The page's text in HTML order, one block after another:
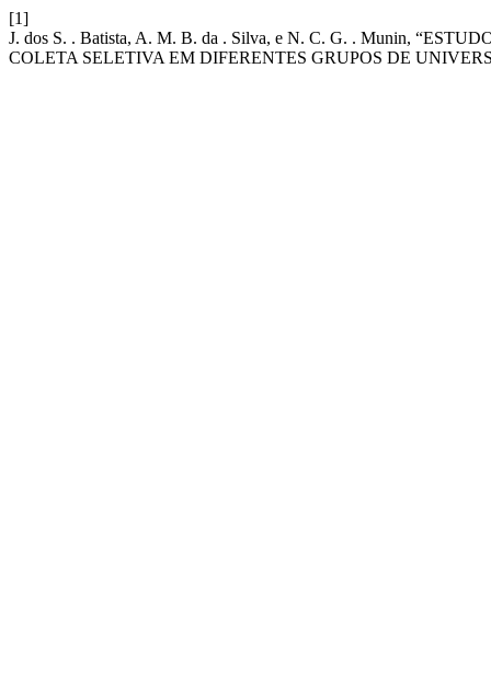
[1]
J. dos S. . Batista, A. M. B. da . Silva, e N. C. G. . Munin,
COLETA SELETIVA EM DIFERENTES GRUPOS DE